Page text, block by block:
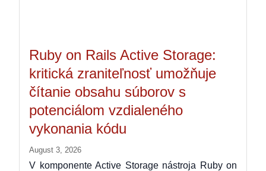
Ruby on Rails Active Storage:
kritická zraniteľnosť umožňuje
čítanie obsahu súborov s
potenciálom vzdialeného
vykonania kódu
August 3, 2026
V komponente Active Storage nástroja Ruby on